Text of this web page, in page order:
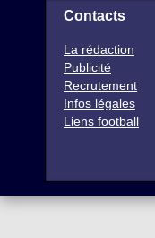
Contacts
La rédaction
Publicité
Recrutement
Infos légales
Liens football